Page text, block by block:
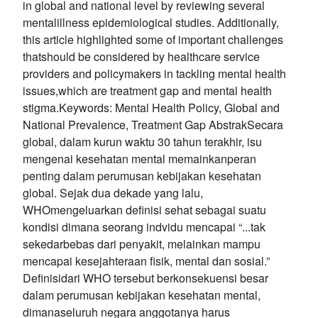
in global and national level by reviewing several
mentalillness epidemiological studies. Additionally,
this article highlighted some of important challenges
thatshould be considered by healthcare service
providers and policymakers in tackling mental health
issues,which are treatment gap and mental health
stigma.Keywords: Mental Health Policy, Global and
National Prevalence, Treatment Gap AbstrakSecara
global, dalam kurun waktu 30 tahun terakhir, isu
mengenai kesehatan mental memainkanperan
penting dalam perumusan kebijakan kesehatan
global. Sejak dua dekade yang lalu,
WHOmengeluarkan definisi sehat sebagai suatu
kondisi dimana seorang indvidu mencapai “...tak
sekedarbebas dari penyakit, melainkan mampu
mencapai kesejahteraan fisik, mental dan sosial.”
Definisidari WHO tersebut berkonsekuensi besar
dalam perumusan kebijakan kesehatan mental,
dimanaseluruh negara anggotanya harus